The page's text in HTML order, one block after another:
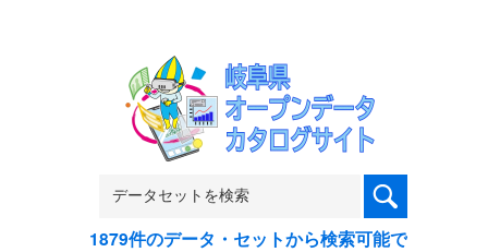
1879件のデータ・セットから検索可能で